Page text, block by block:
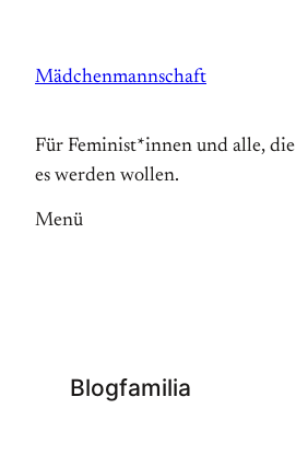
springen
Mädchenmannschaft
Für Feminist*innen und alle, die
es werden wollen.
Menü
Blogfamilia